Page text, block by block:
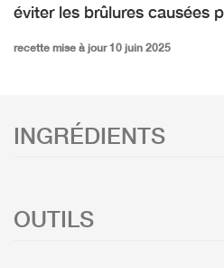
éviter les brûlures causées
recette mise à jour 10 juin 2025
INGRÉDIENTS
OUTILS